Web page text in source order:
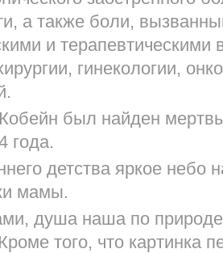
а также боли,
и
гинекологии,
был найден
года.
детства яркое небо
мамы.
душа наша по природе
того, что картинка